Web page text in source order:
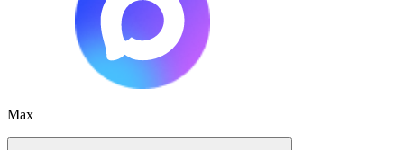
Max